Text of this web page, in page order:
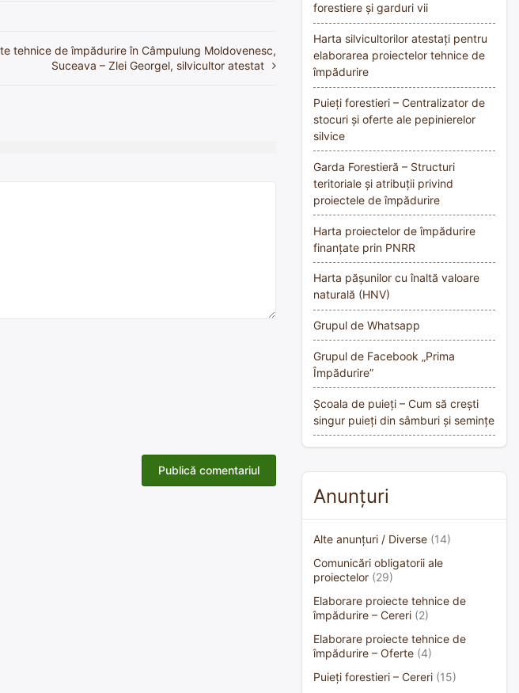
tehnice de împădurire în Câmpulung Moldovenesc,
Suceava – Zlei Georgel, silvicultor atestat
forestiere și garduri vii
Harta silvicultorilor atestați pentru
elaborarea proiectelor tehnice de
împădurire
Puieți forestieri – Centralizator de
stocuri și oferte ale pepinierelor
silvice
Garda Forestieră – Structuri
teritoriale și atribuții privind
proiectele de împădurire
Harta proiectelor de împădurire
finanțate prin PNRR
Harta pășunilor cu înaltă valoare
naturală (HNV)
Grupul de Whatsapp
Grupul de Facebook „Prima
Împădurire”
Școala de puieți – Cum să crești
singur puieți din sâmburi și semințe
Anunțuri
Alte anunțuri / Diverse (14)
Comunicări obligatorii ale
proiectelor (29)
Elaborare proiecte tehnice de
împădurire – Cereri (2)
Elaborare proiecte tehnice de
împădurire – Oferte (4)
Puieți forestieri – Cereri (15)